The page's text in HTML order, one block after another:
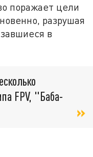
поражает цели
разрушая
в
FPV, "Баба-